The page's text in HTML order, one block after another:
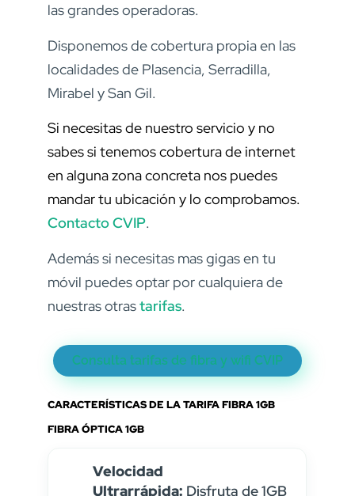
las grandes operadoras.
Disponemos de cobertura propia en las
localidades de Plasencia, Serradilla,
Mirabel y San Gil.
Si necesitas de nuestro servicio y no
sabes si tenemos cobertura de internet
en alguna zona concreta nos puedes
mandar tu ubicación y lo comprobamos.
Contacto CVIP.
Además si necesitas mas gigas en tu
móvil puedes optar por cualquiera de
nuestras otrastarifas.
Consulta tarifas de fibra y wifi CVIP
CARACTERÍSTICAS DE LA TARIFA FIBRA 1GB
FIBRA ÓPTICA 1GB
Velocidad
Ultrarrápida: Disfruta de 1GB